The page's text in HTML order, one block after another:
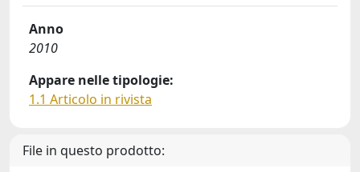
Anno
2010
Appare nelle tipologie:
1.1 Articolo in rivista
File in questo prodotto: